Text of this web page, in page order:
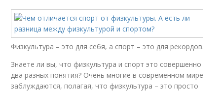
Физкультура – это для себя, а спорт – это для рекордов.
Знаете ли вы, что физкультура и спорт это совершенно
два разных понятия? Очень многие в современном мире
заблуждаются, полагая, что физкультура – это просто